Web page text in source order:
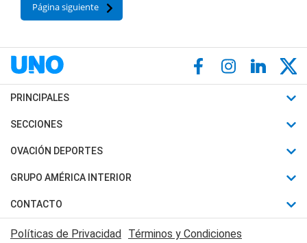
Página siguiente
PRINCIPALES
Últimas Noticias
Política
Judiciales
Economia
SECCIONES
Horóscopo
Motores
Trucos caseros
Series y Películas
OVACIÓN DEPORTES
Fútbol
Mundial
Automovilismo
GRUPO AMÉRICA INTERIOR
Canal 7 en Vivo
CONTACTO
Acerca de Nosotros
Políticas de Privacidad Términos y Condiciones